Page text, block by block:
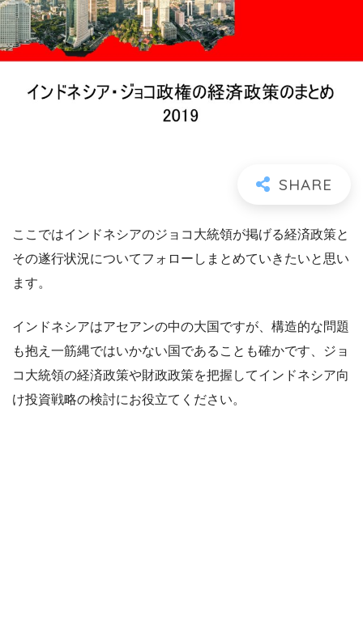
ここではインドネシアのジョコ大統領が掲げる経済政策と
その遂行状況についてフォローしまとめていきたいと思い
ます。
インドネシアはアセアンの中の大国ですが、構造的な問題
も抱え一筋縄ではいかない国であることも確かです、ジョ
コ大統領の経済政策や財政政策を把握してインドネシア向
け投資戦略の検討にお役立てください。